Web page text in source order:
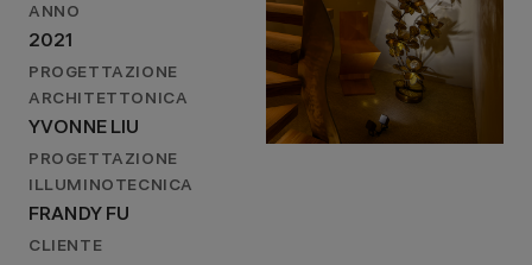
ANNO
2021
PROGETTAZIONE
ARCHITETTONICA
YVONNE LIU
PROGETTAZIONE
ILLUMINOTECNICA
FRANDY FU
CLIENTE